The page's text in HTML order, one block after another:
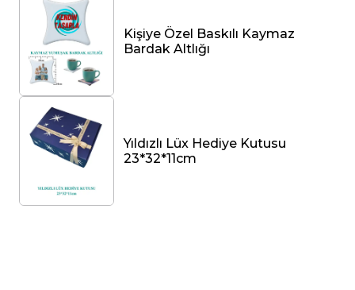
Eğlenceli ve Yaratıcı İçerik
Hediye seti, hem çocuklar hem de yetişkinler
için eğlenceli bir deneyim sunarak,
parti hazırlıklarınızı kolaylaştırmakta ve
misafirlerinizi etkilemek için ideal bir çözüm
oluşturmaktadır.
Hediye Seçenekleri
Caisya’nın Köpek Sever Hediye Seti,
için mükemmel bir tercihtir.
Kişisel ve kurumsal hediyelik olarak
Kişiye Özel Baskılı Kaymaz
Bardak Altlığı
Yıldızlı Lüx Hediye Kutusu
23*32*11cm